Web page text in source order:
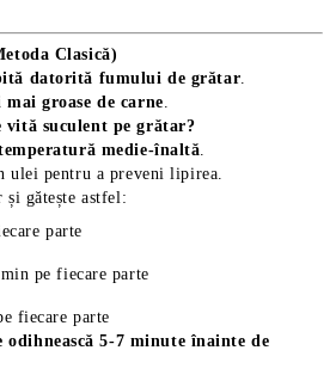
Clasică)
datorită fumului de grătar.
groase de carne.
vită suculent pe grătar?
medie-înaltă.
ulei pentru a preveni lipirea.
și gătește astfel:
parte
pe fiecare parte
fiecare parte
odihnească 5-7 minute înainte de